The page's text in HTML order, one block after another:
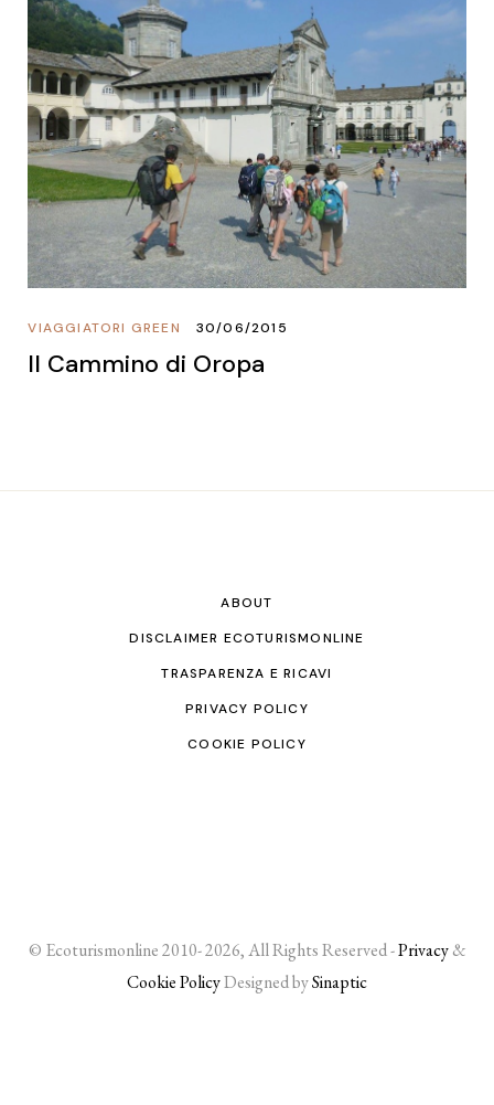
VIAGGIATORI GREEN 30/06/2015
Il Cammino di Oropa
ABOUT
DISCLAIMER ECOTURISMONLINE
TRASPARENZA E RICAVI
PRIVACY POLICY
COOKIE POLICY
© Ecoturismonline 2010- 2026, All Rights Reserved -Privacy&
Cookie PolicyDesigned bySinaptic